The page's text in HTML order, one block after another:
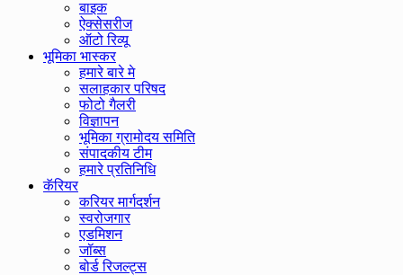
बाइक
ऐक्सेसरीज
ऑटो रिव्यू
भूमिका भास्कर
हमारे बारे मे
सलाहकार परिषद
फोटो गैलरी
विज्ञापन
भूमिका ग्रामोदय समिति
संपादकीय टीम
हमारे प्रतिनिधि
कॅरियर
करियर मार्गदर्शन
स्वरोजगार
एडमिशन
जॉब्स
बोर्ड रिजल्ट्स